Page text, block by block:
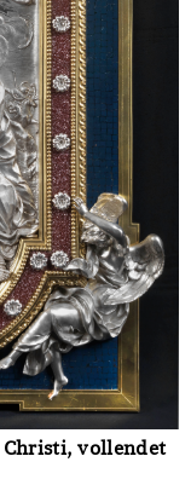
Christi, vollendet